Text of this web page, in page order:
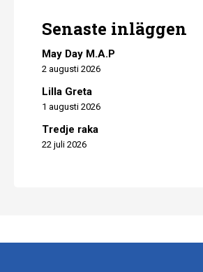
Senaste inläggen
May Day M.A.P
2 augusti 2026
Lilla Greta
1 augusti 2026
Tredje raka
22 juli 2026